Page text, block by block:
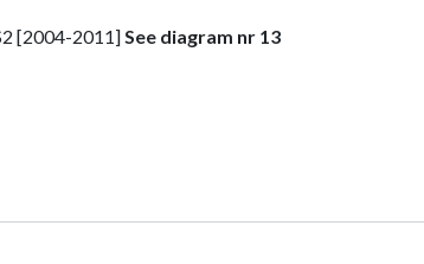
[2004-2011]See diagram nr 13